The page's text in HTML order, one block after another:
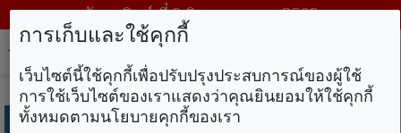
วันอาทิตย์ ที่ 9 สิงหาคม พ.ศ. 2569
การเก็บและใช้คุกกี้
เว็บไซต์นี้ใช้คุกกี้เพื่อปรับปรุงประสบการณ์ของผู้ใช้
การใช้เว็บไซต์ของเราแสดงว่าคุณยินยอมให้ใช้คุกกี้
ทั้งหมดตามนโยบายคุกกี้ของเรา